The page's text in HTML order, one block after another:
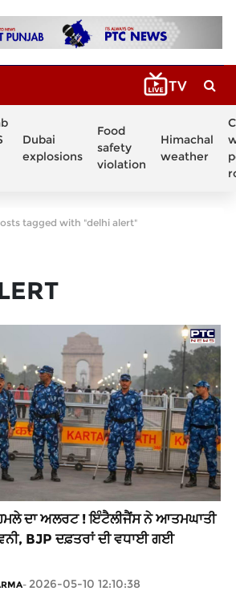
Dubai
explosions
Food
safety
violation
Himachal
weather
tagged with "delhi alert"
ਦਾ ਅਲਰਟ ! ਇੰਟੈਲੀਜੈਂਸ ਨੇ ਆਤਮਘਾਤੀ
BJP ਦਫ਼ਤਰਾਂ ਦੀ ਵਧਾਈ ਗਈ
- 2026-05-10 12:10:38